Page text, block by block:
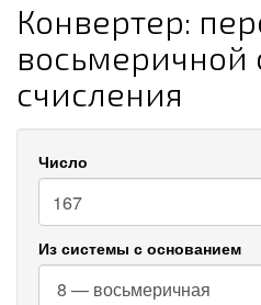
Конвертер:
восьмеричной
счисления
Число
Из системы с основанием